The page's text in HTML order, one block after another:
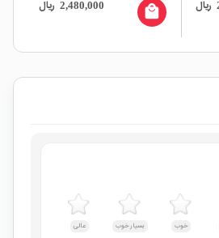
ریال 2,480,000 ریال local_mall
خوب بسیار خوب عالی